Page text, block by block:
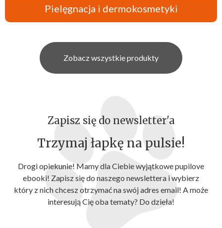
Pielęgnacja i dermokosmetyki
Zobacz wszystkie produkty
Zapisz się do newsletter'a
Trzymaj łapkę na pulsie!
Drogi opiekunie! Mamy dla Ciebie wyjątkowe pupilove
ebooki! Zapisz się do naszego newslettera i wybierz
który z nich chcesz otrzymać na swój adres email! A może
interesują Cię oba tematy? Do dzieła!